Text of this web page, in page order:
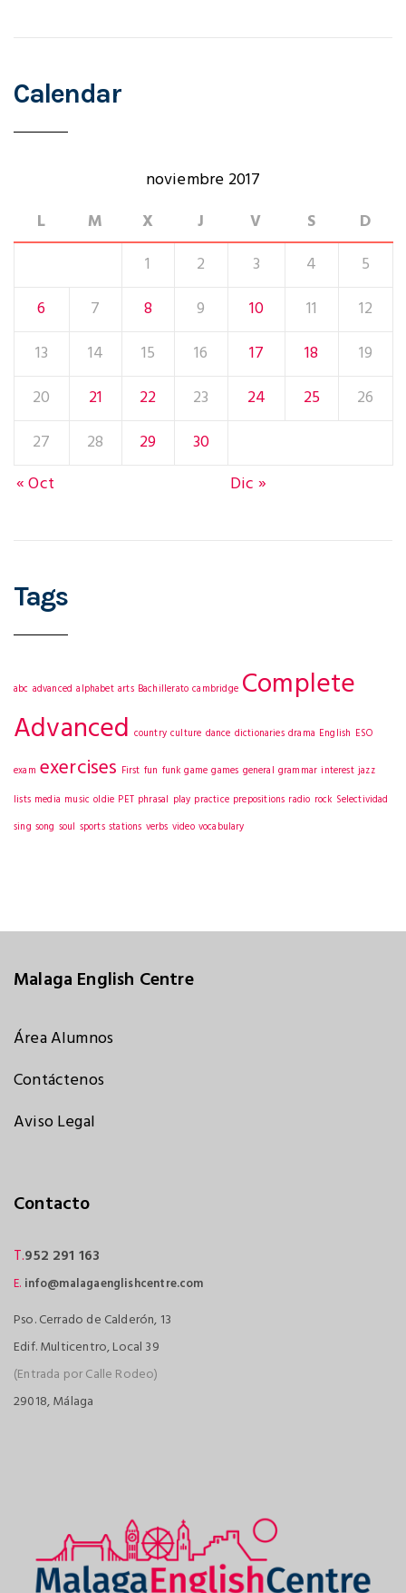
n
Calendar
noviembre 2017
L
M X J V S D
« Oct Dic »
1 2 3 4
5
6
7 8 9 10 11
12
13
14 15 16 17 18
19
20
21 22 23 24 25
26
27
28 29 30
Tags
abc advanced alphabet arts Bachillerato cambridge Complete
Advanced country culture dance dictionaries drama English ESO
exam exercises First fun funk game games general grammar interest jazz
lists media music oldie PET phrasal play practice prepositions radio rock Selectividad
sing song soul sports stations verbs video vocabulary
Malaga English Centre
Área Alumnos
Contáctenos
Aviso Legal
Contacto
T.952 291 163
E. info@malagaenglishcentre.com
Pso. Cerrado de Calderón, 13
Edif. Multicentro, Local 39
(Entrada por Calle Rodeo)
29018, Málaga